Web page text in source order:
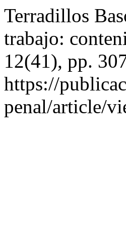
Terradillos
trabajo:
12(41), pp.
https://
penal/article/